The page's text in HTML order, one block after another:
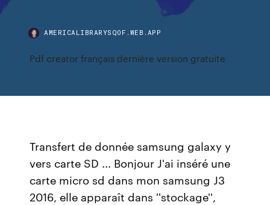
AMERICALIBRARYSQOF.WEB.APP
Pdf creator français dernière version gratuite
Transfert de donnée samsung galaxy y
vers carte SD ... Bonjour J'ai inséré une
carte micro sd dans mon samsung J3
2016, elle apparaît dans ''stockage'',